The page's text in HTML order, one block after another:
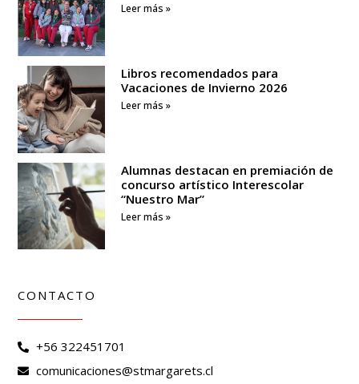
Leer más »
Libros recomendados para
Vacaciones de Invierno 2026
Leer más »
Alumnas destacan en premiación de
concurso artístico Interescolar
“Nuestro Mar”
Leer más »
CONTACTO
+56 322451701
comunicaciones@stmargarets.cl